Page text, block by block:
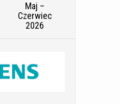
Maj –
Czerwiec
2026